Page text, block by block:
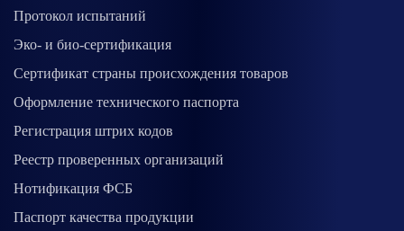
Протокол испытаний
Эко- и био-сертификация
Сертификат страны происхождения товаров
Оформление технического паспорта
Регистрация штрих кодов
Реестр проверенных организаций
Нотификация ФСБ
Паспорт качества продукции